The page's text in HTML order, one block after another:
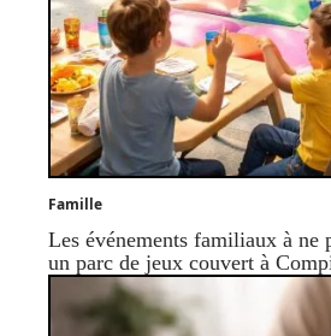
Famille
Les événements familiaux à ne
un parc de jeux couvert à